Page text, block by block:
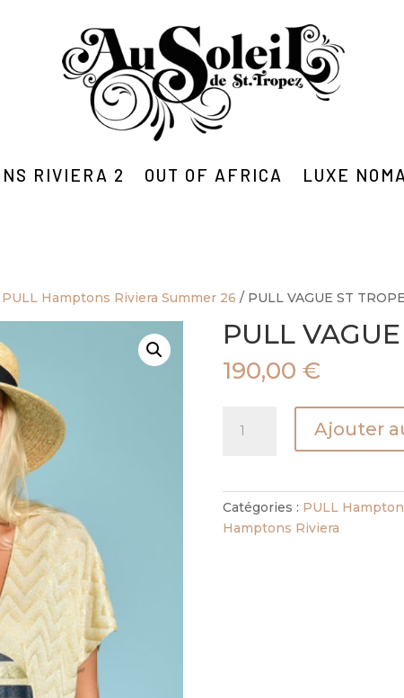
RIVIERA 2 OUT OF AFRICA LUXE
PULL Hamptons Riviera Summer 26 / PULL VAGUE ST
PULL
190,00 €
TROPEZ
Ajouter
Catégories : PULL
Hamptons Riviera